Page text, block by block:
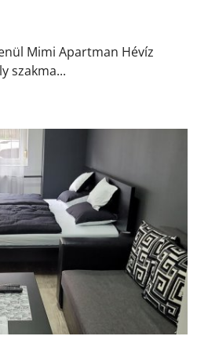
Mimi Apartman Hévíz
szakma...